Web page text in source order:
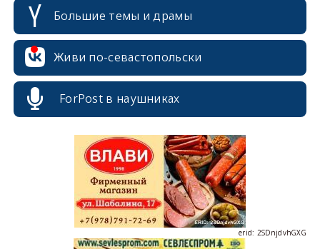
Большие темы и драмы
Живи по-севастопольски
ForPost в наушниках
erid: 2SDnjdvhGXG